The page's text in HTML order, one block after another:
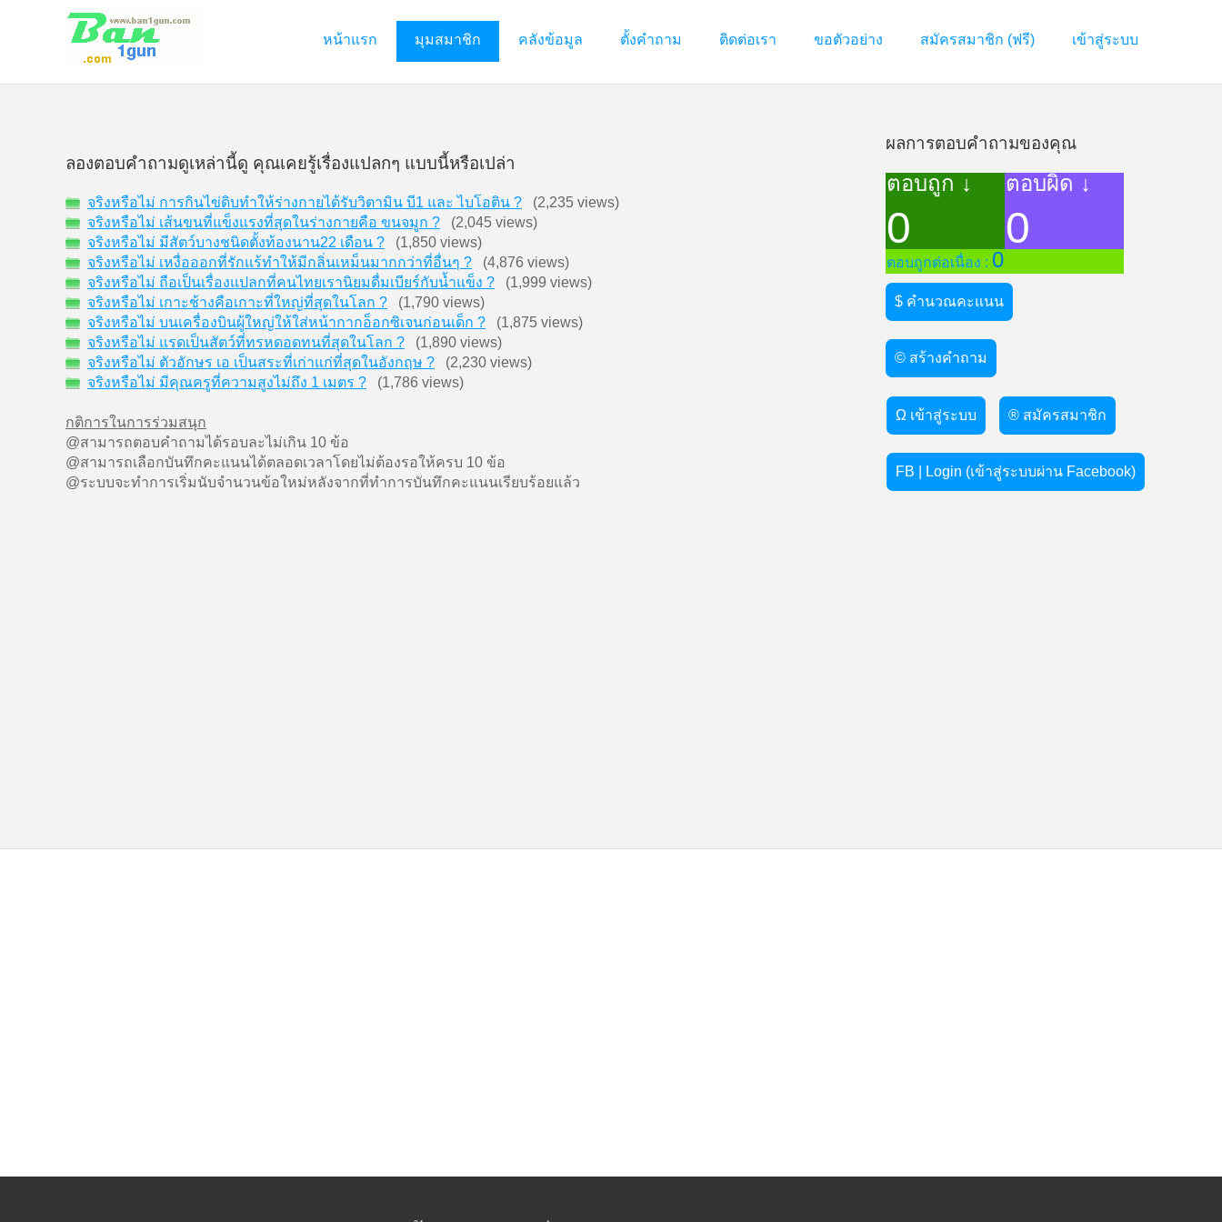
หน้าแรก มุมสมาชิก คลังข้อมูล ตั้งคำถาม ติดต่อเรา ขอตัวอย่าง สมัครสมาชิก (ฟรี) เข้าสู่ระบบ
ลองตอบคำถามดูเหล่านี้ดู คุณเคยรู้เรื่องแปลกๆ แบบนี้หรือเปล่า
จริงหรือไม่ การกินไข่ดิบทำให้ร่างกายได้รับวิตามิน บี1 และ ไบโอติน ? (2,235 views)
จริงหรือไม่ เส้นขนที่แข็งแรงที่สุดในร่างกายคือ ขนจมูก ? (2,045 views)
จริงหรือไม่ มีสัตว์บางชนิดตั้งท้องนาน22 เดือน ? (1,850 views)
จริงหรือไม่ เหงื่อออกที่รักแร้ทำให้มีกลิ่นเหม็นมากกว่าที่อื่นๆ ? (4,876 views)
จริงหรือไม่ ถือเป็นเรื่องแปลกที่คนไทยเรานิยมดื่มเบียร์กับน้ำแข็ง ? (1,999 views)
จริงหรือไม่ เกาะช้างคือเกาะที่ใหญ่ที่สุดในโลก ? (1,790 views)
จริงหรือไม่ บนเครื่องบินผู้ใหญ่ให้ใส่หน้ากากอ็อกซิเจนก่อนเด็ก ? (1,875 views)
จริงหรือไม่ แรดเป็นสัตว์ที่ทรหดอดทนที่สุดในโลก ? (1,890 views)
จริงหรือไม่ ตัวอักษร เอ เป็นสระที่เก่าแก่ที่สุดในอังกฤษ ? (2,230 views)
จริงหรือไม่ มีคุณครูที่ความสูงไม่ถึง 1 เมตร ? (1,786 views)
กติการในการร่วมสนุก
@สามารถตอบคำถามได้รอบละไม่เกิน 10 ข้อ
@สามารถเลือกบันทึกคะแนนได้ตลอดเวลาโดยไม่ต้องรอให้ครบ 10 ข้อ
@ระบบจะทำการเริ่มนับจำนวนข้อใหม่หลังจากที่ทำการบันทึกคะแนนเรียบร้อยแล้ว
ผลการตอบคำถามของคุณ
ตอบถูก ↓ ตอบผิด ↓
0 0
ตอบถูกต่อเนื่อง : 0
$ คำนวณคะแนน
© สร้างคำถาม
Ω เข้าสู่ระบบ ® สมัครสมาชิก
FB | Login (เข้าสู่ระบบผ่าน Facebook)